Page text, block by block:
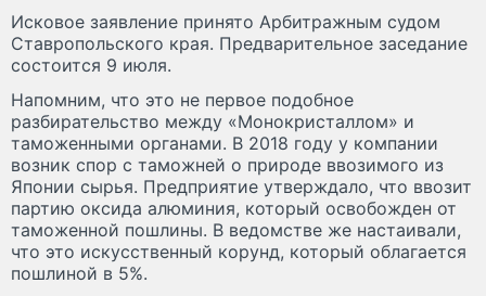
Исковое заявление принято Арбитражным судом
Ставропольского края. Предварительное заседание
состоится 9 июля.
Напомним, что это не первое подобное
разбирательство между «Монокристаллом» и
таможенными органами. В 2018 году у компании
возник спор с таможней о природе ввозимого из
Японии сырья. Предприятие утверждало, что ввозит
партию оксида алюминия, который освобожден от
таможенной пошлины. В ведомстве же настаивали,
что это искусственный корунд, который облагается
пошлиной в 5%.